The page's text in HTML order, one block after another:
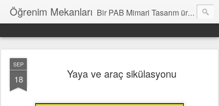
Öğrenim Mekanları Bir PAB Mimari Tasarım üretimidir. Katkılara açıktır.
SEP
18 Yaya ve araç sikülasyonu